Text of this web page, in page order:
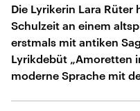
Die Lyrikerin Lara
Schulzeit an einem
erstmals mit antiken
Lyrikdebüt „Amoretten
moderne Sprache mit